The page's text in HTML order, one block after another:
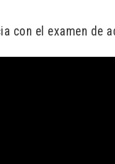
con el examen de